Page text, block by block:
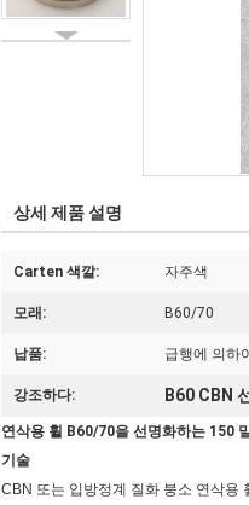
상세 제품 설명
Carten 색깔: 자주색
모래: B60/70
납품: 급행에 의하
강조하다: B60 CBN
연삭용 휠 B60/70을 선명화하는 150
기술
CBN 또는 입방정계 질화 붕소 연삭용